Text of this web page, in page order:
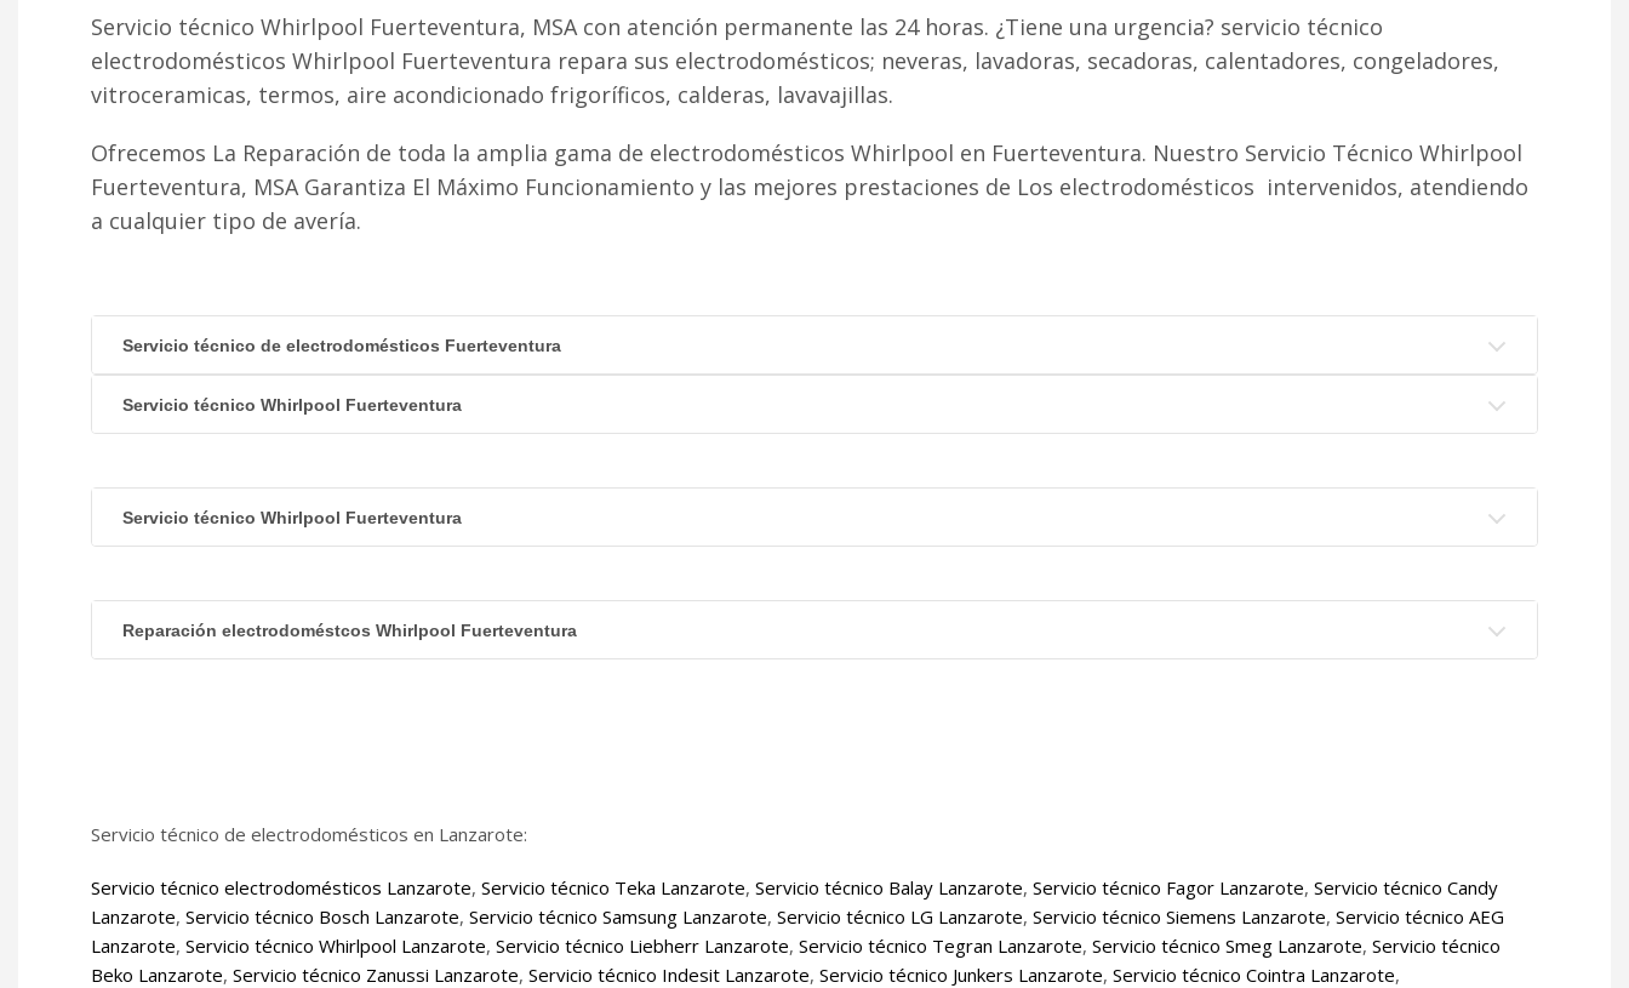
Servicio técnico Whirlpool Fuerteventura, MSA con atención permanente las 24 horas. ¿Tiene una urgencia? servicio técnico
electrodomésticos Whirlpool Fuerteventura repara sus electrodomésticos; neveras, lavadoras, secadoras, calentadores, congeladores,
vitroceramicas, termos, aire acondicionado frigoríficos, calderas, lavavajillas.
Ofrecemos La Reparación de toda la amplia gama de electrodomésticos Whirlpool en Fuerteventura. Nuestro Servicio Técnico Whirlpool
Fuerteventura, MSA Garantiza El Máximo Funcionamiento y las mejores prestaciones de Los electrodomésticos intervenidos, atendiendo
a cualquier tipo de avería.
Servicio técnico de electrodomésticos Fuerteventura
Servicio técnico Whirlpool Fuerteventura
Servicio técnico Whirlpool Fuerteventura
Reparación electrodoméstcos Whirlpool Fuerteventura
Servicio técnico de electrodomésticos en Lanzarote:
Servicio técnico electrodomésticos Lanzarote, Servicio técnico Teka Lanzarote, Servicio técnico Balay Lanzarote, Servicio técnico Fagor Lanzarote, Servicio técnico Candy
Lanzarote, Servicio técnico Bosch Lanzarote, Servicio técnico Samsung Lanzarote, Servicio técnico LG Lanzarote, Servicio técnico Siemens Lanzarote, Servicio técnico AEG
Lanzarote, Servicio técnico Whirlpool Lanzarote, Servicio técnico Liebherr Lanzarote, Servicio técnico Tegran Lanzarote, Servicio técnico Smeg Lanzarote, Servicio técnico
Beko Lanzarote, Servicio técnico Zanussi Lanzarote, Servicio técnico Indesit Lanzarote, Servicio técnico Junkers Lanzarote, Servicio técnico Cointra Lanzarote,